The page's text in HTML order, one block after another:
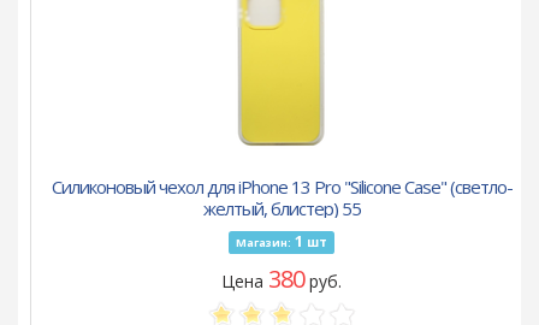
Силиконовый чехол для iPhone 13 Pro "Silicone Case" (светло-
желтый, блистер) 55
Магазин: 1 шт
Цена 380руб.